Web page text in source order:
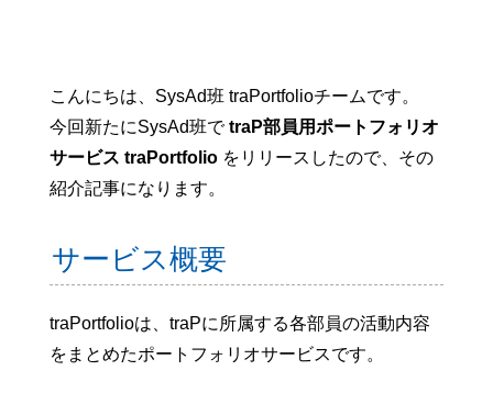
こんにちは、SysAd班 traPortfolioチームです。
今回新たにSysAd班でtraP部員用ポートフォリオ
サービス traPortfolioをリリースしたので、その
紹介記事になります。
サービス概要
traPortfolioは、traPに所属する各部員の活動内容
をまとめたポートフォリオサービスです。